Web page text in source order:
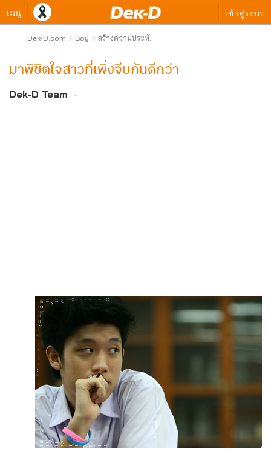
เมนู เข้าสู่ระบบ
Dek-D.com Boy
สร้างความประทับ
มาพิชิตใจสาวที่เพิ่งจีบกันดีกว่า
Dek-D Team -